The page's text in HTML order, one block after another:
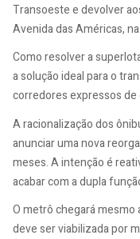
Transoeste e devolver
Avenida das Américas,
Como resolver a
a solução ideal para o
corredores expressos de
A racionalização dos
anunciar uma nova
meses. A intenção é
acabar com a dupla
O metrô chegará mesmo
deve ser viabilizada por